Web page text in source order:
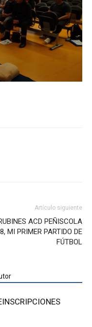
Artículo siguiente
ACD PEÑISCOLA
MI PRIMER PARTIDO DE
FÚTBOL